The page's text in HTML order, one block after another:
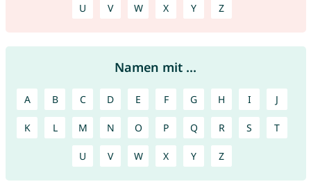
U V W X Y Z
Namen mit ...
A B C D E F G H I J
K L M N O P Q R S T
U V W X Y Z